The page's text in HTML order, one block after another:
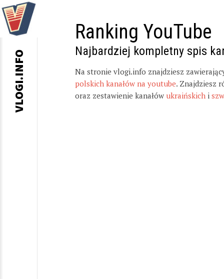
Ranking YouTube
Najbardziej kompletny spis
Na stronie vlogi.info znajdziesz
polskich kanałów na youtube. Znajdziesz
oraz zestawienie kanałów ukraińskich i
VLOGI.INFO